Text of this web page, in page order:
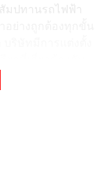
ปทานรถไฟฟ้า
กรุงเทพมหานคร
ามารับตำแหน่งผู้